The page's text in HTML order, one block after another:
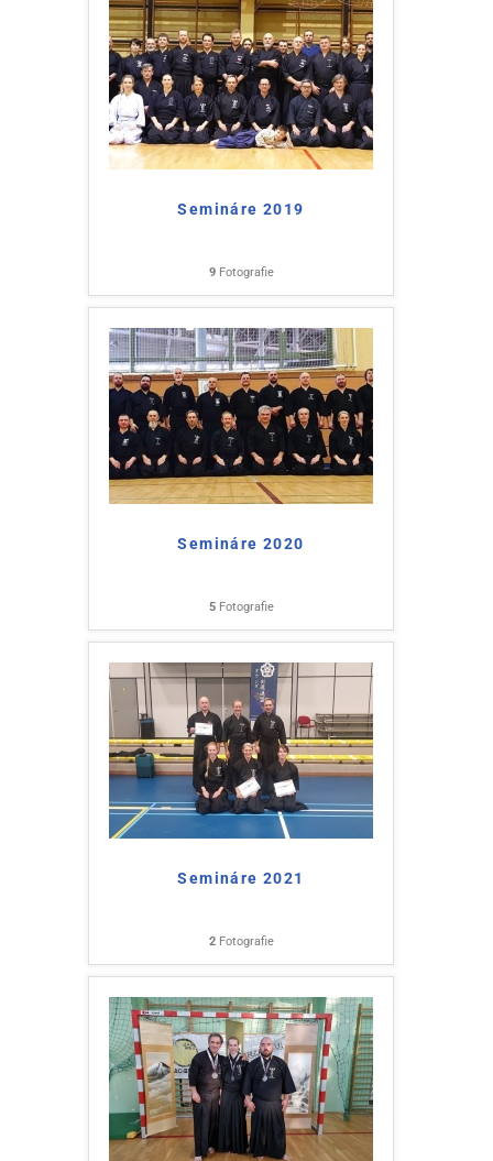
Semináre 2019
9Fotografie
Semináre 2020
5Fotografie
Semináre 2021
2Fotografie